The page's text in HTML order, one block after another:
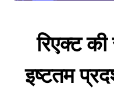
रिएक्ट की
इष्टतम